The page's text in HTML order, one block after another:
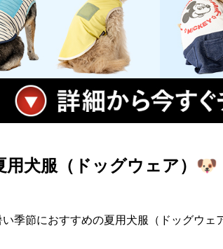
用犬服（ドッグウェア）🐶
季節におすすめの夏用犬服（ドッグウェ